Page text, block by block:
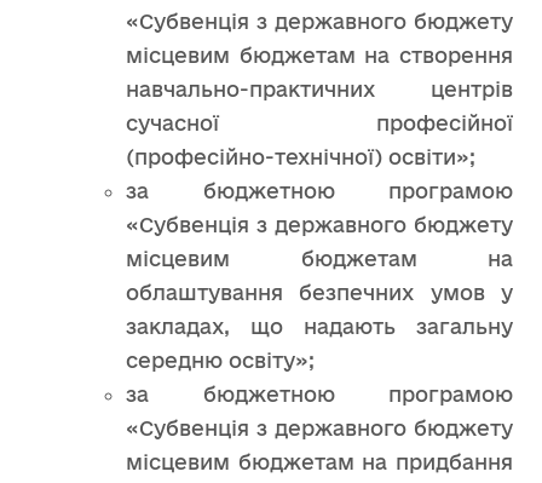
«Субвенція з державного бюджету
місцевим бюджетам на створення
навчально-практичних центрів
сучасної професійної
(професійно-технічної) освіти»;
за бюджетною програмою
«Субвенція з державного бюджету
місцевим бюджетам на
облаштування безпечних умов у
закладах, що надають загальну
середню освіту»;
за бюджетною програмою
«Субвенція з державного бюджету
місцевим бюджетам на придбання